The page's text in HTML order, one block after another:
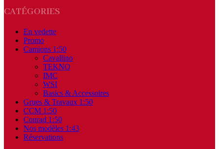
CATÉGORIES
En vedette
Promo
Camions 1:50
Cavallino
TEKNO
IMC
WSI
Basics & Accessoires
Grues & Travaux 1:50
CCM 1:50
Conrad 1:50
Nos modèles 1:43
Réservations